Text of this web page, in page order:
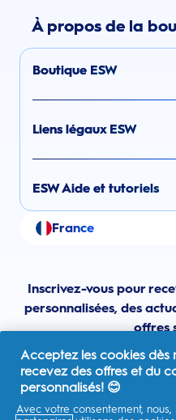
À propos de la
Boutique ESW
Liens légaux ESW
ESW Aide et tutoriels
France
Inscrivez-vous pour
personnalisées, des
offres
Acceptez les cookies dès
recevez des offres et du
personnalisés! 😊
Avec votre consentement,